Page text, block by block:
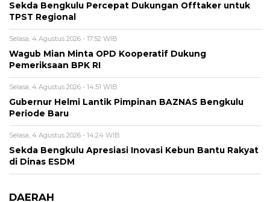
Sekda Bengkulu Percepat Dukungan Offtaker untuk
TPST Regional
Selasa, 4 Agustus 2026 - 17:52 WIB
Wagub Mian Minta OPD Kooperatif Dukung
Pemeriksaan BPK RI
Selasa, 4 Agustus 2026 - 14:51 WIB
Gubernur Helmi Lantik Pimpinan BAZNAS Bengkulu
Periode Baru
Selasa, 4 Agustus 2026 - 14:24 WIB
Sekda Bengkulu Apresiasi Inovasi Kebun Bantu Rakyat
di Dinas ESDM
DAERAH